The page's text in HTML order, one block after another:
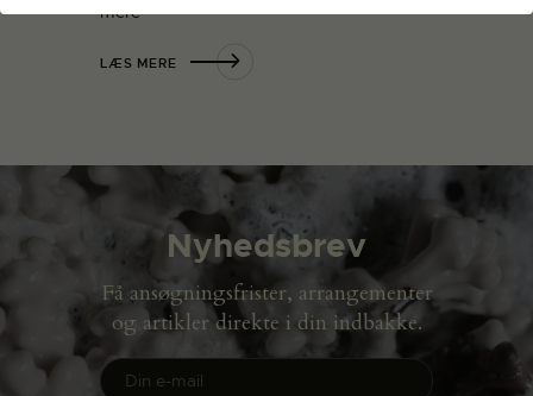
mere
LÆS MERE
Nyhedsbrev
Få ansøgningsfrister, arrangementer
og artikler direkte i din indbakke.